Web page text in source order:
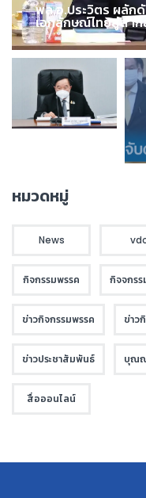
พล.อ.ประวิตร ผลักดั
เอกลักษณ์ไทยสู่สา
หมวดหมู่
News
กิจกรรมพรรค กิจจกรร
ข่าวกิจกรรมพรรค ข่าว
ข่าวประชาสัมพันธ์ บุณ
สื่อออนไลน์